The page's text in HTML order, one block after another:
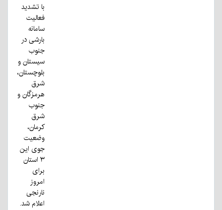
با تشدید
فعالیت
سامانه
بارشی در
جنوب
سیستان و
بلوچستان،
شرق
هرمزگان و
جنوب
شرق
کرمان،
وضعیت
جوی این
۳ استان
برای
امروز
نارنجی
اعلام شد.